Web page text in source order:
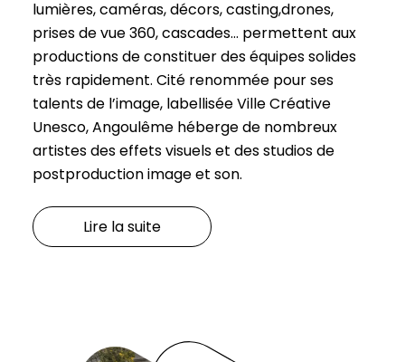
lumières, caméras, décors, casting,drones,
prises de vue 360, cascades… permettent aux
productions de constituer des équipes solides
très rapidement. Cité renommée pour ses
talents de l’image, labellisée Ville Créative
Unesco, Angoulême héberge de nombreux
artistes des effets visuels et des studios de
postproduction image et son.
Lire la suite